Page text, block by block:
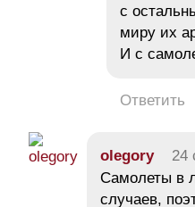
с
миру их
И с
Ответить
olegory 24
Самолеты в
случаев,